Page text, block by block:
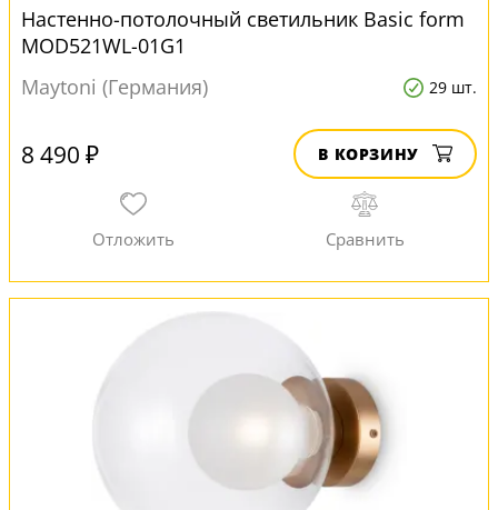
Настенно-потолочный светильник Basic form
MOD521WL-01G1
Maytoni (Германия)
29 шт.
8 490 ₽ В КОРЗИНУ